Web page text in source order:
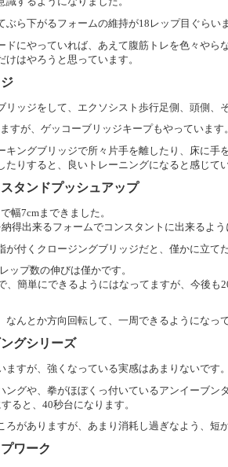
ぶら下がるフォームの維持が18レップ目ぐらい
ドにやっていれば、あえて腹筋トレを色々やら
けはやろうと思っています。
リッジをして、エクソシスト歩行足側、頭側、
すが、ゲッコーブリッジキープもやっています。
キングブリッジで所々片手を離したり、床に
たりすると、良いトレーニングになると感じてい
タンドプッシュアップ
幅7cmまできました。
得出来るフォームでコンスタントに出来るよ
が付くクロージングブリッジだと、僅かに立て
ップ数の伸びは僅かです。
、簡単にできるようにはなってますが、今後
なんとか方向回転して、一周できるようになっ
グシリーズ
ますが、強くなっている実感はあまりないです。
ングや、拳がほぼくっ付いているアンイーブン
ると、40秒台になります。
ろがありますが、あまり消耗し過ぎなよう、短
ワーク